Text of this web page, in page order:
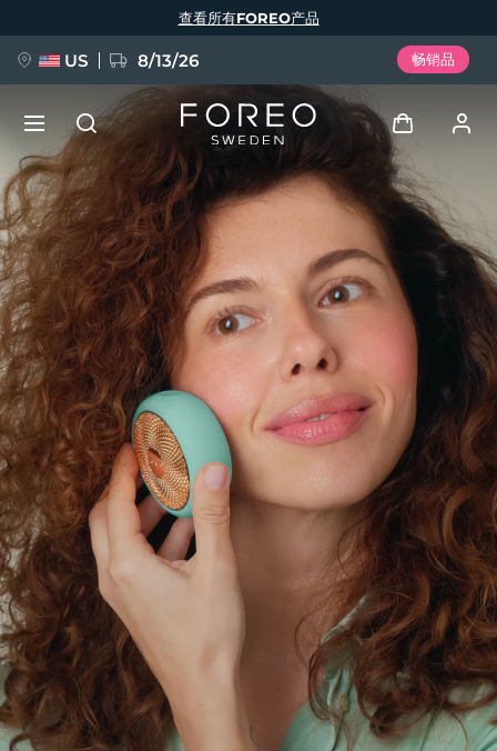
查看所有FOREO产品
US 8/13/26 畅销品
登录
用户信息
我的设备
我的订单
我的地址
我的订阅
新品
FAQ™ Pure Beauty-Tech Elixir
BREAKING NEWS
issa™ Teeth Whitening Set
FAQ™ Dual LED Panel
热门产品
语言
English Deutsch
Español
Français
Italiano
Português
Polski
Svenska
Русский
Türkçe
简体中文 繁體中文
发货国家
美国 预计送达日期 8/13/26
英国 预计送达日期8/12/26
西班牙 预计送达日期8/12/26
澳大利亚 预计送达日期 8/15/26